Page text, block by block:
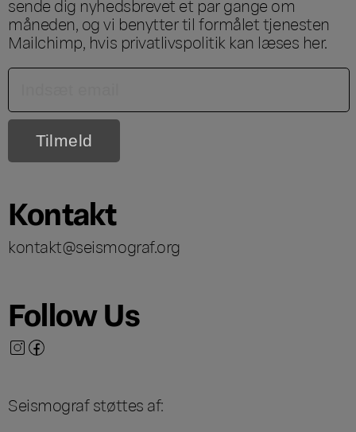
sende dig nyhedsbrevet et par gange om
måneden, og vi benytter til formålet tjenesten
Mailchimp, hvis privatlivspolitik kan læses her.
Kontakt
kontakt@seismograf.org
Follow Us
Seismograf støttes af: